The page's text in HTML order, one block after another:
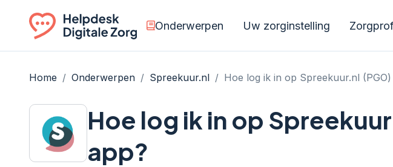
Onderwerpen Uw zorginstelling
Home / Onderwerpen / Spreekuur.nl / Hoe log ik in op Spreekuur.nl
Hoe log ik in op
app?